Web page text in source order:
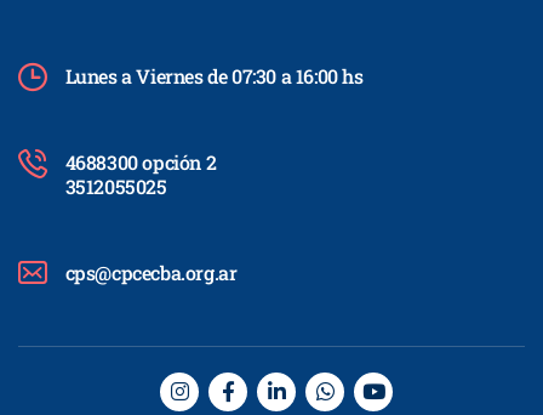
Lunes a Viernes de 07:30 a 16:00 hs
4688300 opción 2
3512055025
cps@cpcecba.org.ar